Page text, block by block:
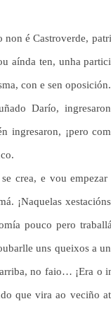
é Castroverde,
aínda ten, unha
con e sen oposición.
Darío,
ingresaron, ¡pero
crea, e vou
¡Naquelas
pouco pero
uns queixos a
no faio… ¡Era o
que vira ao veciño